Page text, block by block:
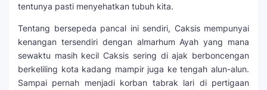
tentunya pasti menyehatkan tubuh kita.
Tentang bersepeda pancal ini sendiri, Caksis mempunyai
kenangan tersendiri dengan almarhum Ayah yang mana
sewaktu masih kecil Caksis sering di ajak berboncengan
berkeliling kota kadang mampir juga ke tengah alun-alun.
Sampai pernah menjadi korban tabrak lari di pertigaan